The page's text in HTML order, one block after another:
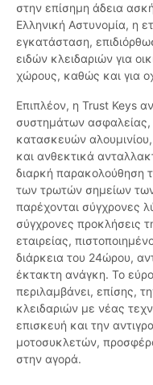
στην επίσημη άδεια
Ελληνική Αστυνομία, η
εγκατάσταση,
ειδών κλειδαριών για
χώρους, καθώς και για
Επιπλέον, η Trust Keys
συστημάτων ασφαλείας,
κατασκευών
και ανθεκτικά
διαρκή παρακολούθηση
των τρωτών σημείων
παρέχονται σύγχρονες
σύγχρονες προκλήσεις
εταιρείας,
διάρκεια του 24ώρου,
έκτακτη ανάγκη. Το
περιλαμβάνει, επίσης,
κλειδαριών με νέας
επισκευή και την
μοτοσυκλετών,
στην αγορά.